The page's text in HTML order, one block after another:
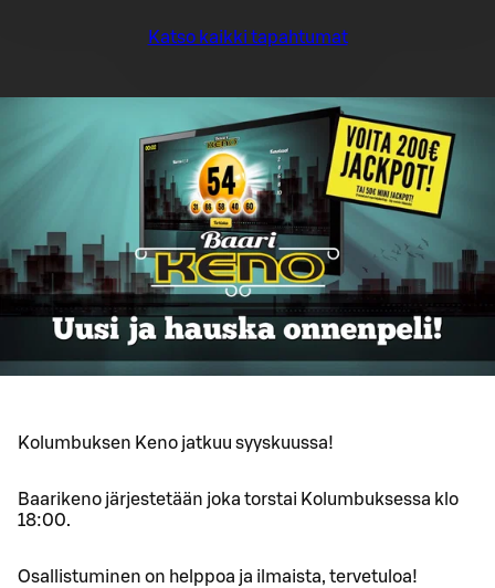
Katso kaikki tapahtumat
Kolumbuksen Keno jatkuu syyskuussa!
Baarikeno järjestetään joka torstai Kolumbuksessa klo
18:00.
Osallistuminen on helppoa ja ilmaista, tervetuloa!